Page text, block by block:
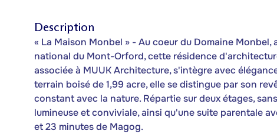
Description
« La Maison Monbel » - Au coeur du Domaine
national du Mont-Orford, cette résidence
associée à MUUK Architecture, s'intègre avec
terrain boisé de 1,99 acre, elle se distingue par son
constant avec la nature. Répartie sur deux étages,
lumineuse et conviviale, ainsi qu'une suite parentale
et 23 minutes de Magog.